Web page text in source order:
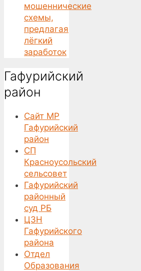
мошеннические
схемы,
предлагая
лёгкий
заработок
Гафурийский
район
Сайт МР
Гафурийский
район
СП
Красноусольский
сельсовет
Гафурийский
районный
суд РБ
ЦЗН
Гафурийского
района
Отдел
Образования